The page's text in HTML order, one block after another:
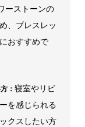
ーストーンの
、ブレスレッ
おすすめで
： 寝室やリビ
を感じられる
クスしたい方